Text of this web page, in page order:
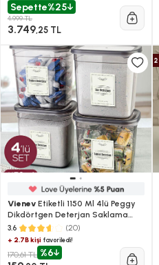
Sepette%25
4.999 TL
3.749,25 TL
Vienev Etiketli 1150 Ml 4lü Peggy
Dikdörtgen Deterjan Saklama
Kabı Seti Antrasit
3.6 (20)
+ 2.7B kişi favoriledi!
170,61 TL %6